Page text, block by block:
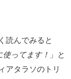
読んでみると
ってます！ 」と
アタラソのトリ